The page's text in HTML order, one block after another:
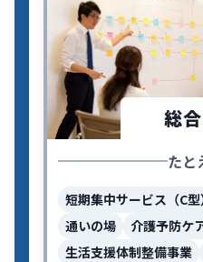
総
たと
短期集中サービス（C型
通いの場
介護予防ケ
生活支援体制整備事業